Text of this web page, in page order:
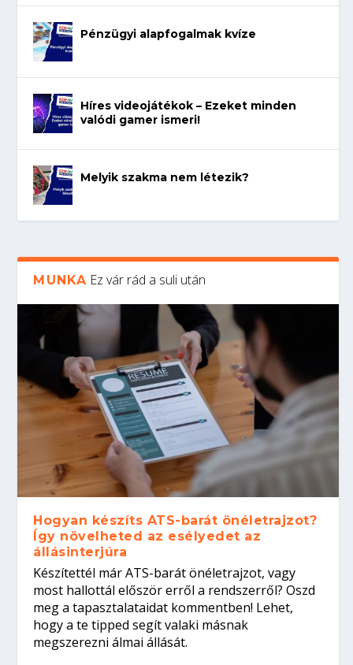
Pénzügyi alapfogalmak kvíze
Híres videojátékok – Ezeket minden
valódi gamer ismeri!
Melyik szakma nem létezik?
MUNKA Ez vár rád a suli után
Hogyan készíts ATS-barát önéletrajzot?
Így növelheted az esélyedet az
állásinterjúra
Készítettél már ATS-barát önéletrajzot, vagy
most hallottál először erről a rendszerről? Oszd
meg a tapasztalataidat kommentben! Lehet,
hogy a te tipped segít valaki másnak
megszerezni álmai állását.